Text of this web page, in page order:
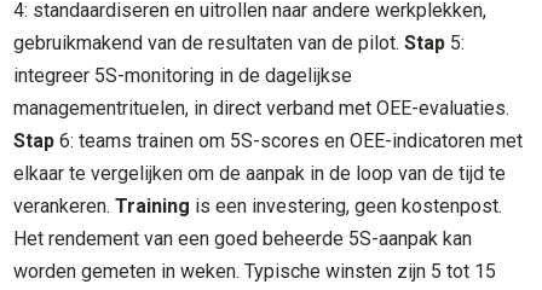
4: standaardiseren en uitrollen naar andere werkplekken,
gebruikmakend van de resultaten van de pilot.Stap 5:
integreer 5S-monitoring in de dagelijkse
managementrituelen, in direct verband met OEE-evaluaties.
Stap 6: teams trainen om 5S-scores en OEE-indicatoren met
elkaar te vergelijken om de aanpak in de loop van de tijd te
verankeren.Training is een investering, geen kostenpost.
Het rendement van een goed beheerde 5S-aanpak kan
worden gemeten in weken. Typische winsten zijn 5 tot 15